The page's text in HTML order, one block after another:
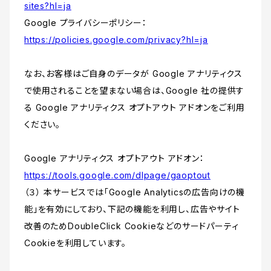
sites?hl=ja
Google プライバシーポリシー：
https://policies.google.com/privacy?hl=ja
なお、お客様はご自身のデータが Google アナリティクス
で使用されることを望まない場合は、Google 社の提供す
る Google アナリティクス オプトアウト アドオンをご利用
ください。
Google アナリティクス オプトアウト アドオン：
https://tools.google.com/dlpage/gaoptout
（３） 本サービスでは「Google Analyticsの広告向けの機
能」を有効にしており、下記の機能を利用し、広告やサイト
改善のためDoubleClick Cookieなどのサードパーティ
Cookieを利用しています。